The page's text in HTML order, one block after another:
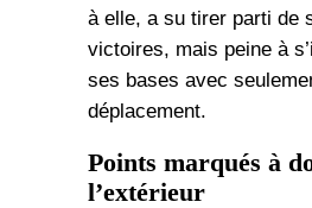
à elle, a su tirer parti de
victoires, mais peine à
ses bases avec
déplacement.
Points marqués à
l’extérieur